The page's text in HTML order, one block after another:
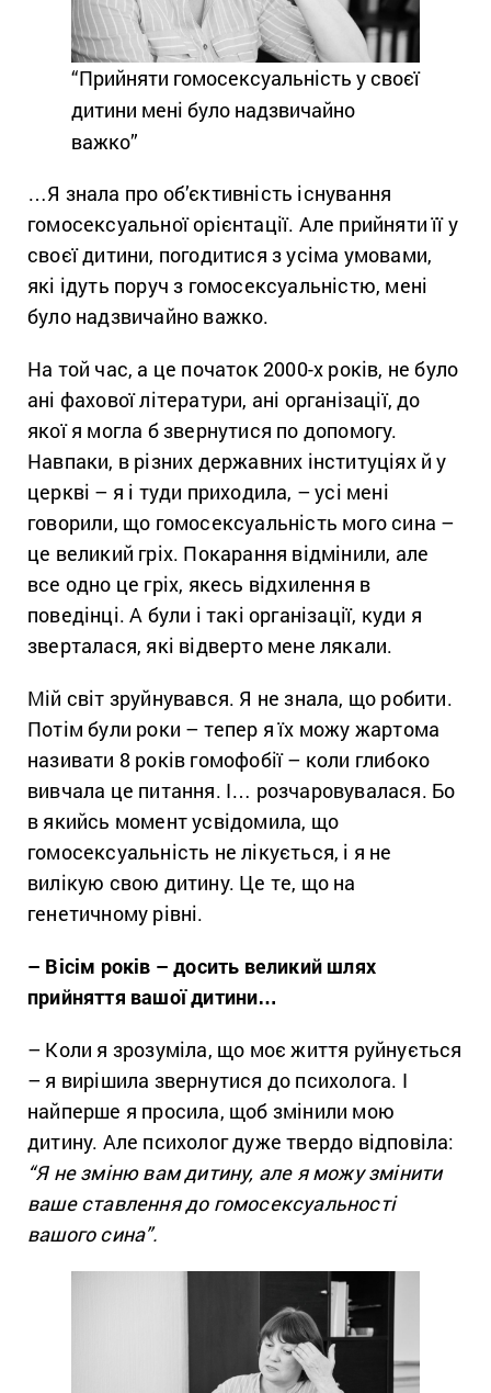
“Прийняти гомосексуальність у своєї
дитини мені було надзвичайно
важко”
…Я знала про об’єктивність існування
гомосексуальної орієнтації. Але прийняти її у
своєї дитини, погодитися з усіма умовами,
які ідуть поруч з гомосексуальністю, мені
було надзвичайно важко.
На той час, а це початок 2000-х років, не було
ані фахової літератури, ані організації, до
якої я могла б звернутися по допомогу.
Навпаки, в різних державних інституціях й у
церкві – я і туди приходила, – усі мені
говорили, що гомосексуальність мого сина –
це великий гріх. Покарання відмінили, але
все одно це гріх, якесь відхилення в
поведінці. А були і такі організації, куди я
зверталася, які відверто мене лякали.
Мій світ зруйнувався. Я не знала, що робити.
Потім були роки – тепер я їх можу жартома
називати 8 років гомофобії – коли глибоко
вивчала це питання. І… розчаровувалася. Бо
в якийсь момент усвідомила, що
гомосексуальність не лікується, і я не
вилікую свою дитину. Це те, що на
генетичному рівні.
– Вісім років – досить великий шлях
прийняття вашої дитини…
– Коли я зрозуміла, що моє життя руйнується
– я вирішила звернутися до психолога. І
найперше я просила, щоб змінили мою
дитину. Але психолог дуже твердо відповіла:
“Я не зміню вам дитину, але я можу змінити
ваше ставлення до гомосексуальності
вашого сина”.